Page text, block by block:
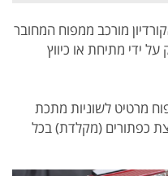
מורכב ממפוח המחובר
ידי מתיחת או כיווץ
מרטיט לשוניות מתכת
כפתורים (מקלדת) בכל